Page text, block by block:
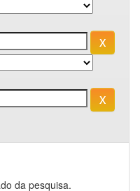
da pesquisa.